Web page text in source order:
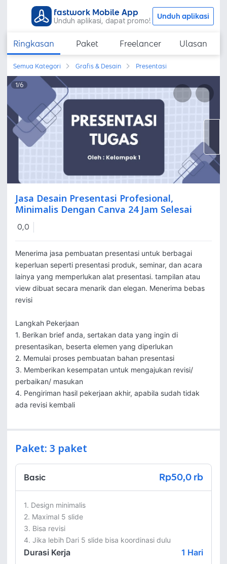
fastwork Mobile App
Unduh aplikasi, dapat promo! Unduh aplikasi
Ringkasan Paket Freelancer Ulasan
Semua Kategori Grafis & Desain Presentasi
1/6
Jasa Desain Presentasi Profesional,
Minimalis Dengan Canva 24 Jam Selesai
0,0
Menerima jasa pembuatan presentasi untuk berbagai
keperluan seperti presentasi produk, seminar, dan acara
lainya yang memperlukan alat presentasi. tampilan atau
view dibuat secara menarik dan elegan. Menerima bebas
revisi
Langkah Pekerjaan
1. Berikan brief anda, sertakan data yang ingin di
presentasikan, beserta elemen yang diperlukan
2. Memulai proses pembuatan bahan presentasi
3. Memberikan kesempatan untuk mengajukan revisi/
perbaikan/ masukan
4. Pengiriman hasil pekerjaan akhir, apabila sudah tidak
ada revisi kembali
Paket: 3 paket
Basic Rp50,0 rb
1. Design minimalis
2. Maximal 5 slide
3. Bisa revisi
4. Jika lebih Dari 5 slide bisa koordinasi dulu
Durasi Kerja 1 Hari